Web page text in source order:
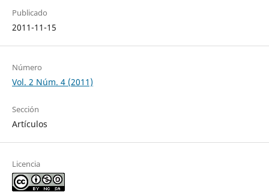
Publicado
2011-11-15
Número
Vol. 2 Núm. 4 (2011)
Sección
Artículos
Licencia